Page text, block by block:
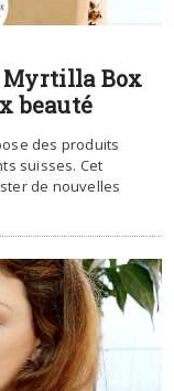
Myrtilla Box
beauté
des produits
suisses. Cet
de nouvelles